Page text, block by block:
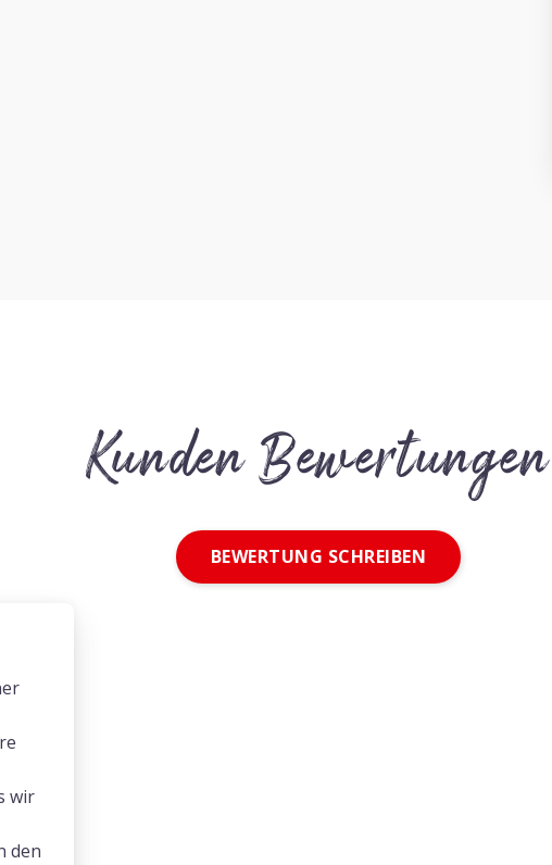
Kunden Bewertungen
BEWERTUNG SCHREIBEN
wir
den